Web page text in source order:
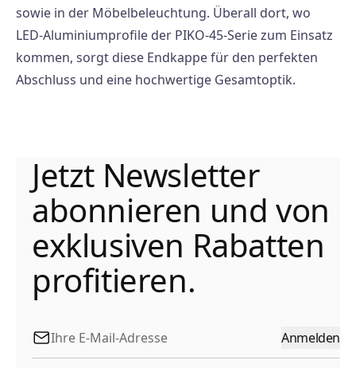
sowie in der Möbelbeleuchtung. Überall dort, wo
LED-Aluminiumprofile der PIKO-45-Serie zum Einsatz
kommen, sorgt diese Endkappe für den perfekten
Abschluss und eine hochwertige Gesamtoptik.
Jetzt Newsletter
abonnieren und von
exklusiven Rabatten
profitieren.
Anmelden